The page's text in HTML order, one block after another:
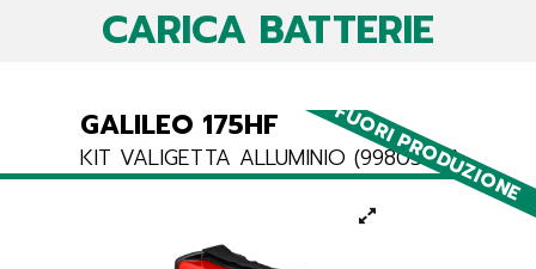
CARICA BATTERIE
FUORI PRODUZIONE
GALILEO 175HF
KIT VALIGETTA ALLUMINIO (99805981)